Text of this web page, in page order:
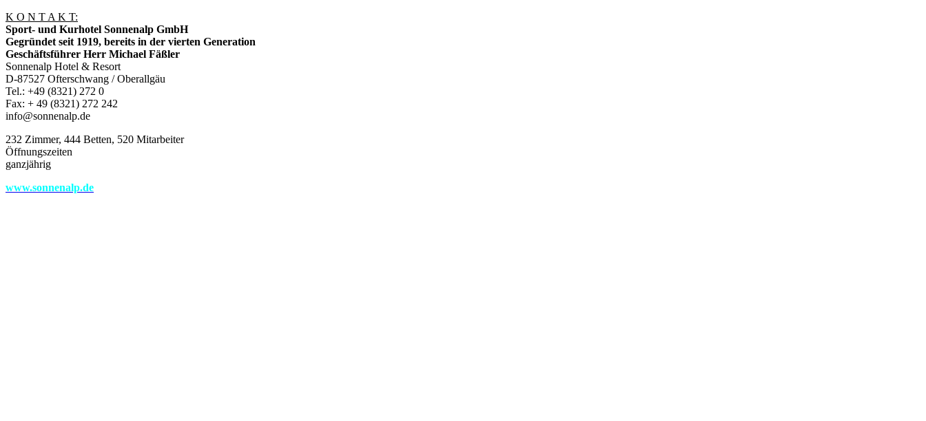
K O N T A K T:
Sport- und Kurhotel Sonnenalp GmbH
Gegründet seit 1919, bereits in der vierten Generation
Geschäftsführer Herr Michael Fäßler
Sonnenalp Hotel & Resort
D-87527 Ofterschwang / Oberallgäu
Tel.: +49 (8321) 272 0
Fax: + 49 (8321) 272 242
info@sonnenalp.de
232 Zimmer, 444 Betten, 520 Mitarbeiter
Öffnungszeiten
ganzjährig
www.sonnenalp.de